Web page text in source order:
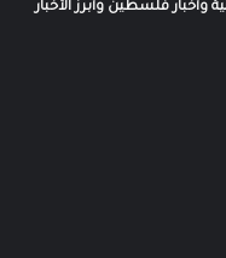
وأخبار فلسطين وأبرز الأخبار